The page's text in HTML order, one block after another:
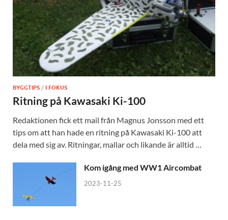
BYGGTIPS / I FOKUS
Ritning på Kawasaki Ki-100
Redaktionen fick ett mail från Magnus Jonsson med ett
tips om att han hade en ritning på Kawasaki Ki-100 att
dela med sig av. Ritningar, mallar och likande är alltid …
Kom igång med WW1 Aircombat
2023-11-25